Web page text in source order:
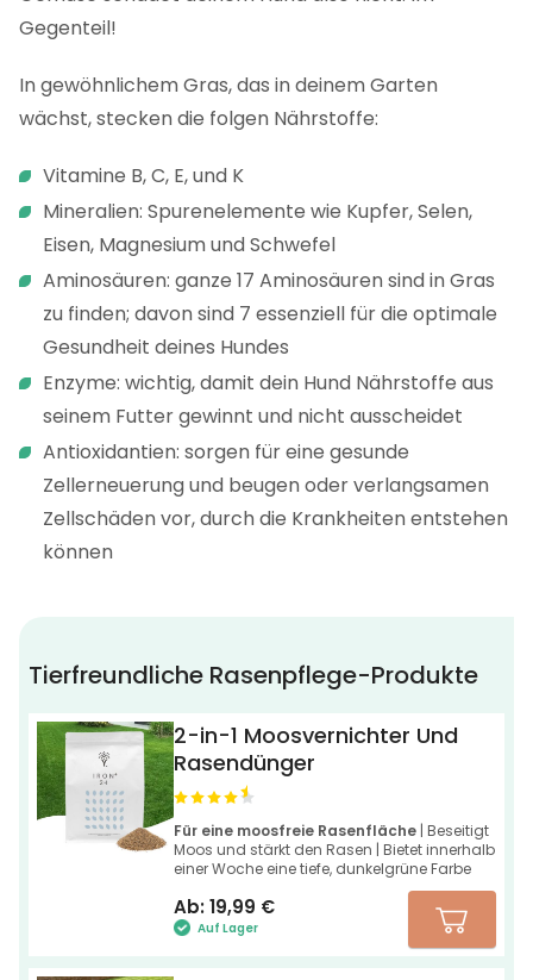
Gegenteil!
In gewöhnlichem Gras, das in deinem Garten
wächst, stecken die folgen Nährstoffe:
Vitamine B, C, E, und K
Mineralien: Spurenelemente wie Kupfer, Selen,
Eisen, Magnesium und Schwefel
Aminosäuren: ganze 17 Aminosäuren sind in Gras
zu finden; davon sind 7 essenziell für die optimale
Gesundheit deines Hundes
Enzyme: wichtig, damit dein Hund Nährstoffe aus
seinem Futter gewinnt und nicht ausscheidet
Antioxidantien: sorgen für eine gesunde
Zellerneuerung und beugen oder verlangsamen
Zellschäden vor, durch die Krankheiten entstehen
können
Tierfreundliche Rasenpflege-Produkte
2-in-1 Moosvernichter Und
Rasendünger
Für eine moosfreie Rasenfläche | Beseitigt
Moos und stärkt den Rasen | Bietet innerhalb
einer Woche eine tiefe, dunkelgrüne Farbe
Ab: 19,99 €
Auf Lager